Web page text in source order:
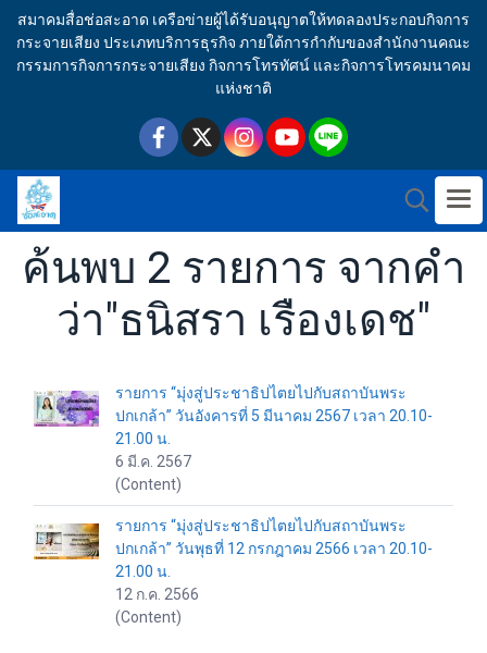
สมาคมสื่อช่อสะอาด เครือข่ายผู้ได้รับอนุญาตให้ทดลองประกอบกิจการ
กระจายเสียง ประเภทบริการธุรกิจ ภายใต้การกำกับของสำนักงานคณะ
กรรมการกิจการกระจายเสียง กิจการโทรทัศน์ และกิจการโทรคมนาคม
แห่งชาติ
ค้นพบ 2 รายการ จากคำ
ว่า"ธนิสรา เรืองเดช"
รายการ “มุ่งสู่ประชาธิปไตยไปกับสถาบันพระ
ปกเกล้า” วันอังคารที่ 5 มีนาคม 2567 เวลา 20.10-
21.00 น.
6 มี.ค. 2567
(Content)
รายการ “มุ่งสู่ประชาธิปไตยไปกับสถาบันพระ
ปกเกล้า” วันพุธที่ 12 กรกฎาคม 2566 เวลา 20.10-
21.00 น.
12 ก.ค. 2566
(Content)